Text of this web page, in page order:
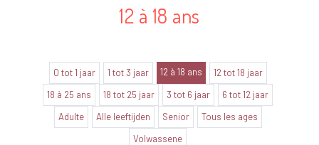
12 à 18 ans
0 tot 1 jaar 1 tot 3 jaar 12 à 18 ans
12 tot 18 jaar
18 à 25 ans
18 tot 25 jaar 3 tot 6 jaar
6 tot 12 jaar
Adulte
Alle leeftijden Senior
Tous les ages
Volwassene